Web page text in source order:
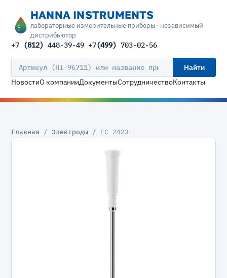
HANNA INSTRUMENTS
лабораторные измерительные приборы · независимый
дистрибьютор
+7 (812) 448-39-49 +7(499) 703-02-56
Найти
НовостиО компанииДокументыСотрудничествоКонтакты
Главная / Электроды / FC 2423